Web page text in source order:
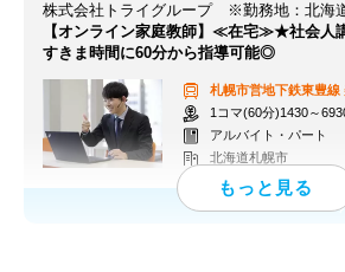
株式会社トライグループ ※勤務地：北海
【オンライン家庭教師】≪在宅≫★社会人
すきま時間に60分から指導可能◎
札幌市営地下鉄東豊線
1コマ(60分)1430～
アルバイト・パート
北海道札幌市